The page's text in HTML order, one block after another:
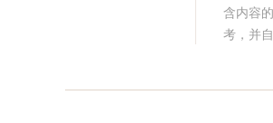
含内容
考，并